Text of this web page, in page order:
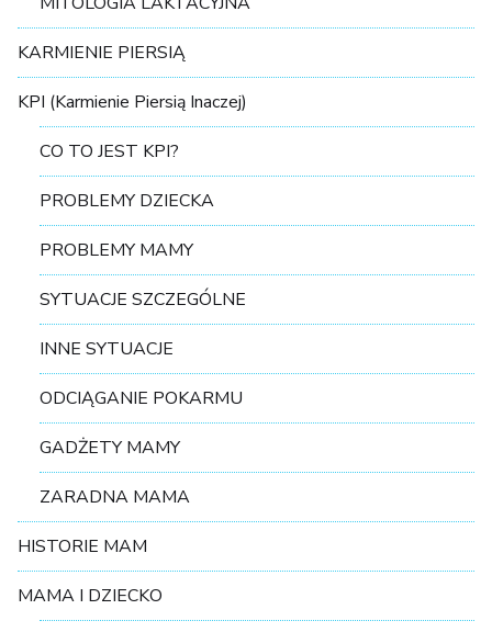
KARMIENIE PIERSIĄ
KPI (Karmienie Piersią Inaczej)
CO TO JEST KPI?
PROBLEMY DZIECKA
PROBLEMY MAMY
SYTUACJE SZCZEGÓLNE
INNE SYTUACJE
ODCIĄGANIE POKARMU
GADŻETY MAMY
ZARADNA MAMA
HISTORIE MAM
MAMA I DZIECKO